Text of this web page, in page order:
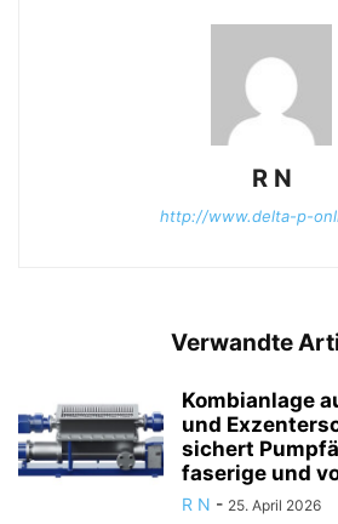
R N
http://www.delta-p-
Verwandte
Kombianlage
und
sichert
faserige und
R N - 25. April 2026